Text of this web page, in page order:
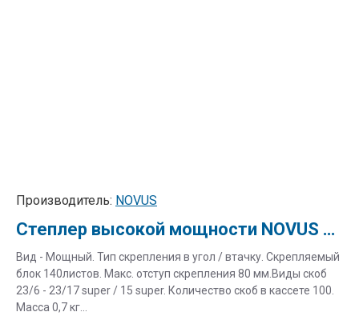
Производитель: NOVUS
Степлер высокой мощности NOVUS B 45/3
Вид - Мощный. Тип скрепления в угол / втачку. Скрепляемый
блок 140листов. Макс. отступ скрепления 80 мм.Виды скоб
23/6 - 23/17 super / 15 super. Количество скоб в кассете 100.
Масса 0,7 кг...